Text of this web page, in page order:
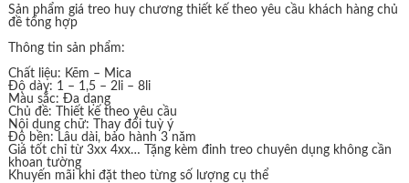
Sản phẩm giá treo huy chương thiết kế theo yêu cầu khách hàng chủ
đề tổng hợp
Thông tin sản phẩm:
Chất liệu: Kẽm – Mica
Độ dày: 1 – 1,5 – 2li – 8li
Màu sắc: Đa dạng
Chủ đề: Thiết kế theo yêu cầu
Nội dung chữ: Thay đổi tuỳ ý
Độ bền: Lâu dài, bảo hành 3 năm
Giá tốt chỉ từ 3xx 4xx… Tặng kèm đinh treo chuyên dụng không cần
khoan tường
Khuyến mãi khi đặt theo từng số lượng cụ thể